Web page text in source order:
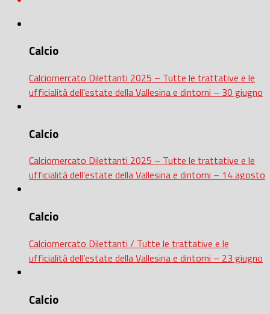
Calcio
Calciomercato Dilettanti 2025 – Tutte le trattative e le
ufficialità dell’estate della Vallesina e dintorni – 30 giugno
Calcio
Calciomercato Dilettanti 2025 – Tutte le trattative e le
ufficialità dell’estate della Vallesina e dintorni – 14 agosto
Calcio
Calciomercato Dilettanti / Tutte le trattative e le
ufficialità dell’estate della Vallesina e dintorni – 23 giugno
Calcio